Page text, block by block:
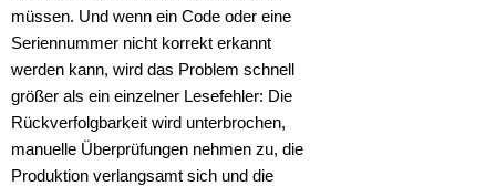
müssen. Und wenn ein Code oder eine
Seriennummer nicht korrekt erkannt
werden kann, wird das Problem schnell
größer als ein einzelner Lesefehler: Die
Rückverfolgbarkeit wird unterbrochen,
manuelle Überprüfungen nehmen zu, die
Produktion verlangsamt sich und die